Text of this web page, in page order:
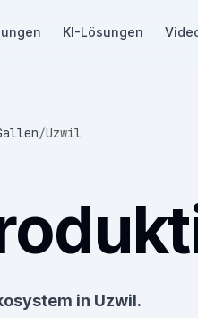
KI-Lösungen
/Uzwil
in Uzwil.